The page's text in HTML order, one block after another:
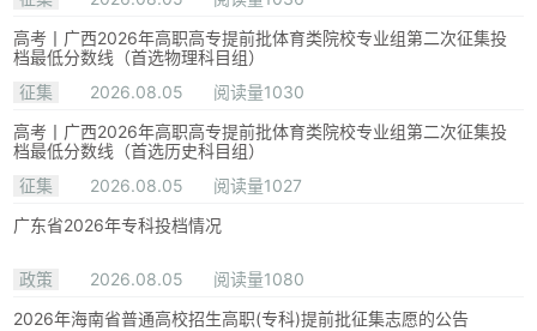
高考丨广西2026年高职高专提前批体育类院校专业组第二次征集投
档最低分数线（首选物理科目组）
征集
2026.08.05
阅读量1030
高考丨广西2026年高职高专提前批体育类院校专业组第二次征集投
档最低分数线（首选历史科目组）
征集
2026.08.05
阅读量1027
广东省2026年专科投档情况
政策 2026.08.05
阅读量1080
2026年海南省普通高校招生高职(专科)提前批征集志愿的公告